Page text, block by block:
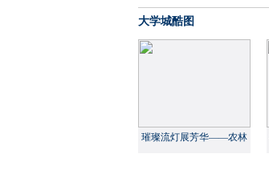
榕开幕
大学城酷图
璀璨流灯展芳华——农林